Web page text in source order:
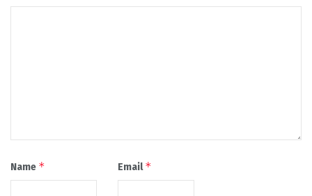
Name * Email*